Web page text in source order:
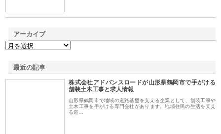
アーカイブ
最近の記事
株式会社アドバンスロードが山形県鶴岡市で手がける
舗装土木工事と求人情報
山形県鶴岡市で地域の道路基盤を支える企業として、舗装工事や
土木工事を手がける専門会社があります。地域住民の生活を支え
る道…